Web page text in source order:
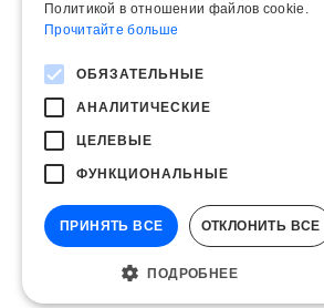
Политикой в ​​отношении файлов cookie.
Прочитайте больше
ОБЯЗАТЕЛЬНЫЕ
АНАЛИТИЧЕСКИЕ
ЦЕЛЕВЫЕ
ФУНКЦИОНАЛЬНЫЕ
ПРИНЯТЬ ВСЕ ОТКЛОНИТЬ ВСЕ
ПОДРОБНЕЕ